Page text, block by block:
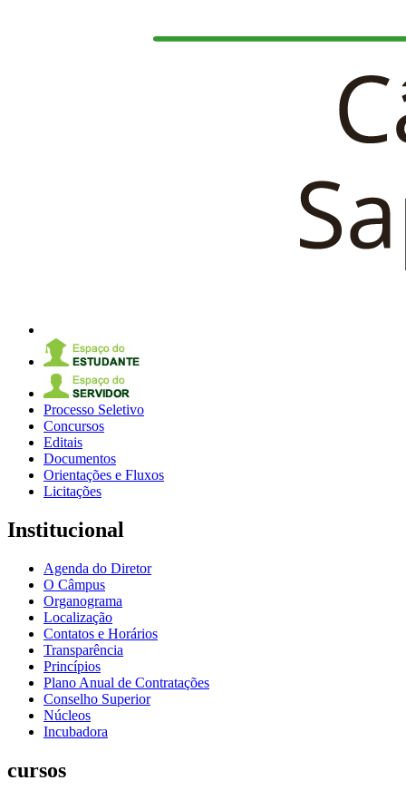
Processo Seletivo
Concursos
Editais
Documentos
Orientações e Fluxos
Licitações
Institucional
Agenda do Diretor
O Câmpus
Organograma
Localização
Contatos e Horários
Transparência
Princípios
Plano Anual de Contratações
Conselho Superior
Núcleos
Incubadora
cursos